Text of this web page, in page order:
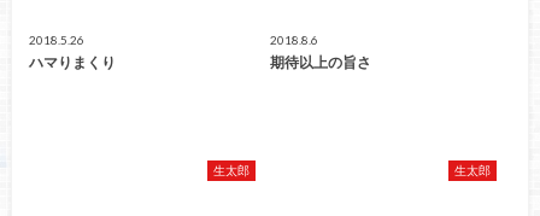
2018.5.26
ハマりまくり
2018.8.6
期待以上の旨さ
生太郎 生太郎